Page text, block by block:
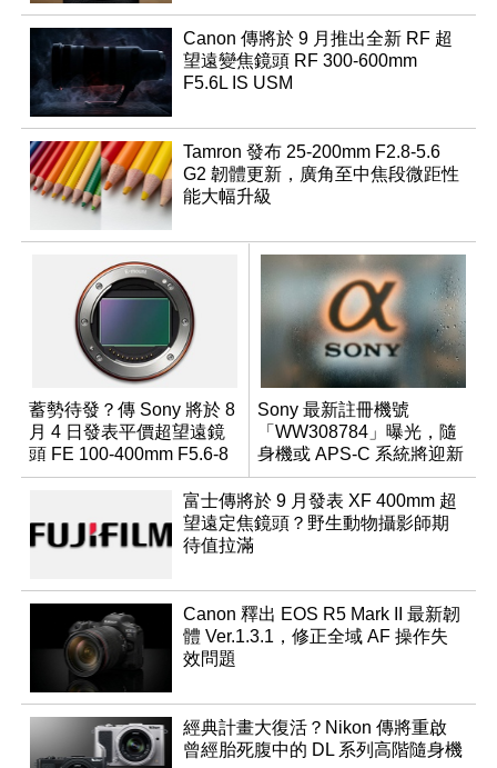
Canon 傳將於 9 月推出全新 RF 超
望遠變焦鏡頭 RF 300-600mm
F5.6L IS USM
Tamron 發布 25-200mm F2.8-5.6
G2 韌體更新，廣角至中焦段微距性
能大幅升級
蓄勢待發？傳 Sony 將於 8
月 4 日發表平價超望遠鏡
頭 FE 100-400mm F5.6-8
Sony 最新註冊機號
「WW308784」曝光，隨
身機或 APS-C 系統將迎新
成員？
富士傳將於 9 月發表 XF 400mm 超
望遠定焦鏡頭？野生動物攝影師期
待值拉滿
Canon 釋出 EOS R5 Mark II 最新韌
體 Ver.1.3.1，修正全域 AF 操作失
效問題
經典計畫大復活？Nikon 傳將重啟
曾經胎死腹中的 DL 系列高階隨身機